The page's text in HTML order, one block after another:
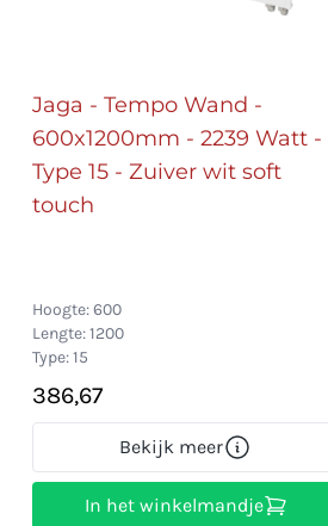
Jaga - Tempo Wand -
600x1200mm - 2239 Watt -
Type 15 - Zuiver wit soft
touch
Hoogte: 600
Lengte: 1200
Type: 15
386,67
Bekijk meer
In het winkelmandje